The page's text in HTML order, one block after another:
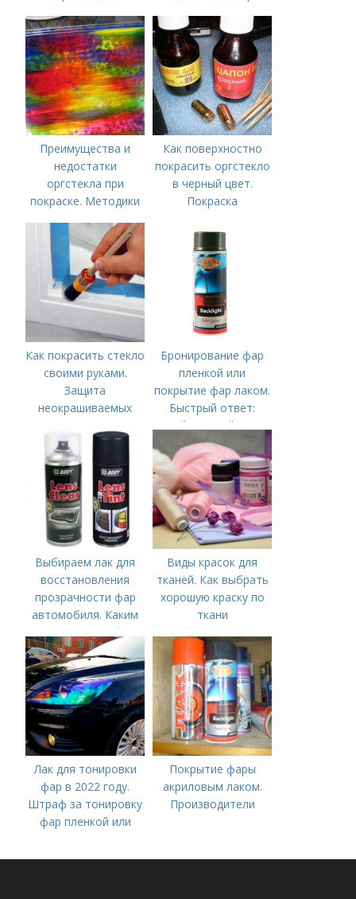
на бумаге
Преимущества и
недостатки
оргстекла при
покраске. Методики
оргстекла
Как поверхностно
покрасить оргстекло
в черный цвет.
Покраска
Как покрасить стекло
своими руками.
Защита
неокрашиваемых
Бронирование фар
пленкой или
покрытие фар лаком.
Быстрый ответ:
Какой пленкой лучше
бронировать фары?
Выбираем лак для
восстановления
прозрачности фар
автомобиля. Каким
лаком покрыть фары
после полировки
Виды красок для
тканей. Как выбрать
хорошую краску по
ткани
Лак для тонировки
фар в 2022 году.
Штраф за тонировку
фар пленкой или
синим цветом
Покрытие фары
акриловым лаком.
Производители